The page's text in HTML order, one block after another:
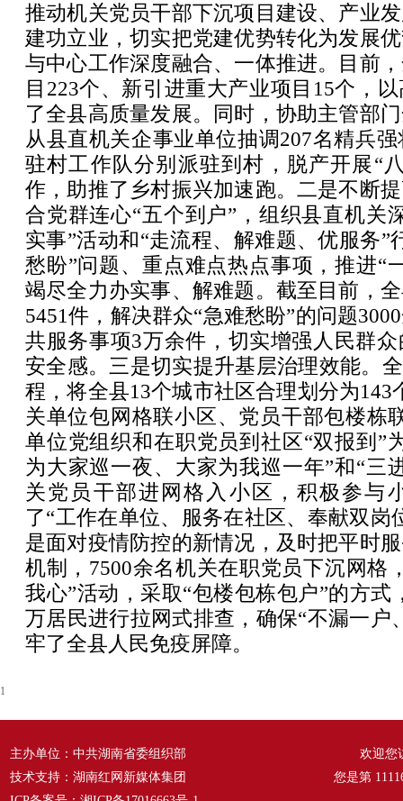
推动机关党员干部下沉项目建设、产业
建功立业，切实把党建优势转化为发展
与中心工作深度融合、一体推进。目前
目223个、新引进重大产业项目15个，
了全县高质量发展。同时，协助主管部
从县直机关企事业单位抽调207名精兵
驻村工作队分别派驻到村，脱产开展“
作，助推了乡村振兴加速跑。二是不断
合党群连心“五个到户”，组织县直机关
实事”活动和“走流程、解难题、优服务”
愁盼”问题、重点难点热点事项，推进“
竭尽全力办实事、解难题。截至目前，
5451件，解决群众“急难愁盼”的问题
共服务事项3万余件，切实增强人民群
安全感。三是切实提升基层治理效能。
程，将全县13个城市社区合理划分为143
关单位包网格联小区、党员干部包楼栋
单位党组织和在职党员到社区“双报到”
为大家巡一夜、大家为我巡一年”和“三
关党员干部进网格入小区，积极参与
了“工作在单位、服务在社区、奉献双岗
是面对疫情防控的新情况，及时把平时
机制，7500余名机关在职党员下沉网格
我心”活动，采取“包楼包栋包户”的方式
万居民进行拉网式排查，确保“不漏一户
牢了全县人民免疫屏障。
1
主办单位：中共湖南省委组织部
技术支持：湖南红网新媒体集团
欢迎您
您是第